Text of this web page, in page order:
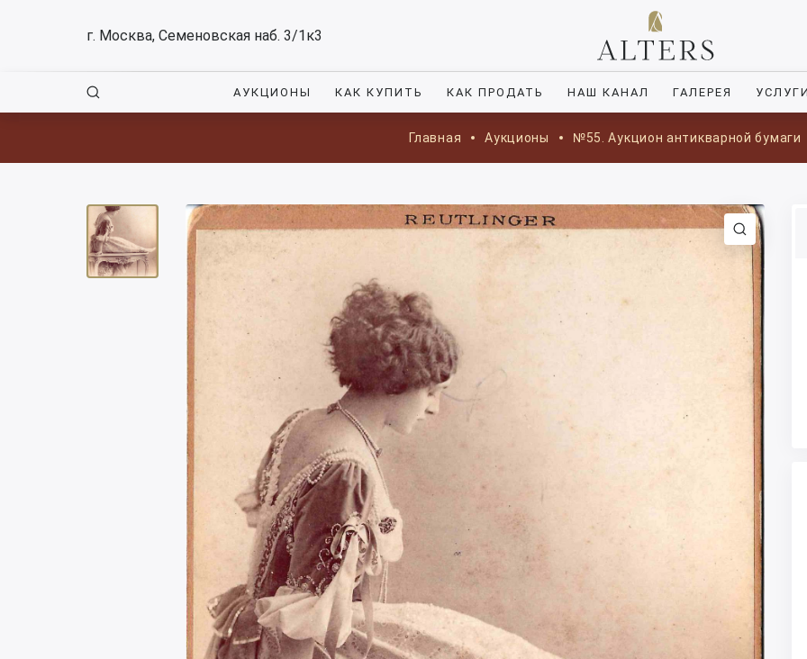
г. Москва, Семеновская наб. 3/1к3
АУКЦИОНЫ КАК КУПИТЬ КАК ПРОДАТЬ НАШ КАНАЛ ГАЛЕРЕЯ
Главная Аукционы №55. Аукцион антикварной бумаги